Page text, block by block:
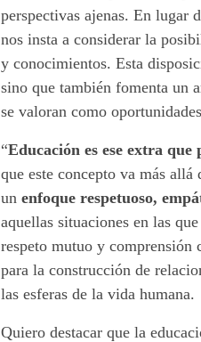
c
i
o
n
a
l
.
perspectivas ajenas. En lugar
nos insta a considerar la
y conocimientos. Esta
sino que también fomenta un
se valoran como
“Educación es ese extra que
que este concepto va más
un enfoque respetuoso,
aquellas situaciones en las
respeto mutuo y comprensión
para la construcción de
las esferas de la vida humana.
Quiero destacar que la